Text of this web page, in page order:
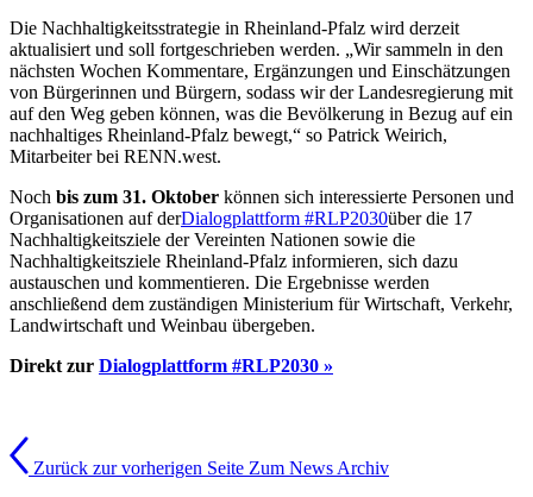
Die Nachhaltigkeitsstrategie in Rheinland-Pfalz wird derzeit
aktualisiert und soll fortgeschrieben werden. „Wir sammeln in den
nächsten Wochen Kommentare, Ergänzungen und Einschätzungen
von Bürgerinnen und Bürgern, sodass wir der Landesregierung mit
auf den Weg geben können, was die Bevölkerung in Bezug auf ein
nachhaltiges Rheinland-Pfalz bewegt,“ so Patrick Weirich,
Mitarbeiter bei RENN.west.
Noch bis zum 31. Oktober können sich interessierte Personen und
Organisationen auf derDialogplattform #RLP2030über die 17
Nachhaltigkeitsziele der Vereinten Nationen sowie die
Nachhaltigkeitsziele Rheinland-Pfalz informieren, sich dazu
austauschen und kommentieren. Die Ergebnisse werden
anschließend dem zuständigen Ministerium für Wirtschaft, Verkehr,
Landwirtschaft und Weinbau übergeben.
Direkt zur Dialogplattform #RLP2030 »
Zurück zur vorherigen Seite Zum News Archiv